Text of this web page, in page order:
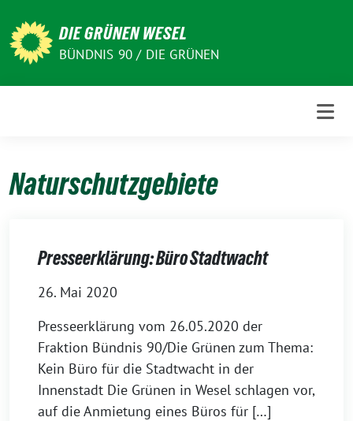
zum
Inhalt
DIE GRÜNEN WESEL
BÜNDNIS 90 / DIE GRÜNEN
Naturschutzgebiete
Presseerklärung: Büro Stadtwacht
26. Mai 2020
Presseerklärung vom 26.05.2020 der
Fraktion Bündnis 90/Die Grünen zum Thema:
Kein Büro für die Stadtwacht in der
Innenstadt Die Grünen in Wesel schlagen vor,
auf die Anmietung eines Büros für […]